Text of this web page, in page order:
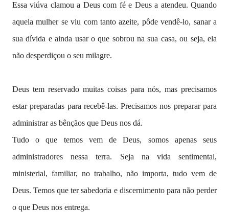
Essa viúva clamou a Deus com fé e Deus a atendeu. Quando
aquela mulher se viu com tanto azeite, pôde vendê-lo, sanar a
sua dívida e ainda usar o que sobrou na sua casa, ou seja, ela
não desperdiçou o seu milagre.
Deus tem reservado muitas coisas para nós, mas precisamos
estar preparadas para recebê-las. Precisamos nos preparar para
administrar as bênçãos que Deus nos dá.
Tudo o que temos vem de Deus, somos apenas seus
administradores nessa terra. Seja na vida sentimental,
ministerial, familiar, no trabalho, não importa, tudo vem de
Deus. Temos que ter sabedoria e discernimento para não perder
o que Deus nos entrega.